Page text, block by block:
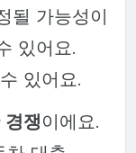
될 가능성이
있어요.
있어요.
쟁이에요.